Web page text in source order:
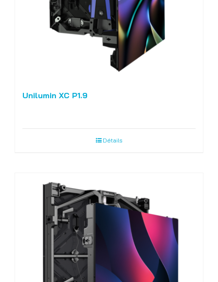
Unilumin XC P1.9
Détails